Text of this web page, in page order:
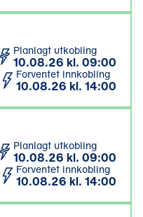
Planlagt utkobling
10.08.26 kl. 09:00
Forventet innkobling
10.08.26 kl. 14:00
Planlagt utkobling
10.08.26 kl. 09:00
Forventet innkobling
10.08.26 kl. 14:00